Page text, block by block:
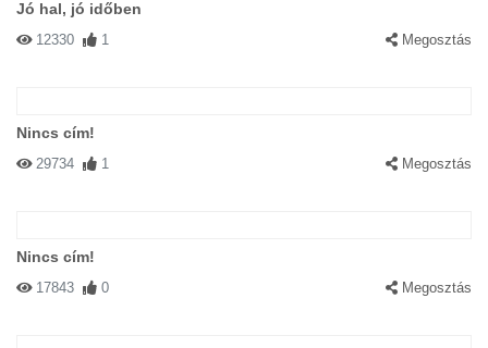
Jó hal, jó időben
12330 1 Megosztás
Nincs cím!
29734 1 Megosztás
Nincs cím!
17843 0 Megosztás